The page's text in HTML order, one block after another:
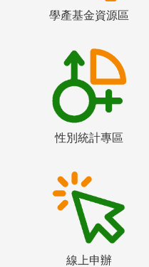
學產基金資源區
性別統計專區
線上申辦